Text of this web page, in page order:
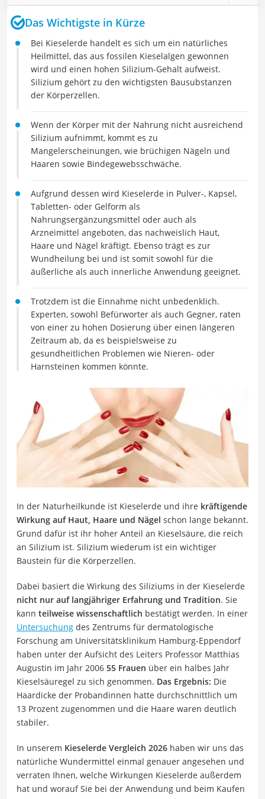
Das Wichtigste in Kürze
Bei Kieselerde handelt es sich um ein natürliches
Heilmittel, das aus fossilen Kieselalgen gewonnen
wird und einen hohen Silizium-Gehalt aufweist.
Silizium gehört zu den wichtigsten Bausubstanzen
der Körperzellen.
Wenn der Körper mit der Nahrung nicht ausreichend
Silizium aufnimmt, kommt es zu
Mangelerscheinungen, wie brüchigen Nägeln und
Haaren sowie Bindegewebsschwäche.
Aufgrund dessen wird Kieselerde in Pulver-, Kapsel,
Tabletten- oder Gelform als
Nahrungsergänzungsmittel oder auch als
Arzneimittel angeboten, das nachweislich Haut,
Haare und Nägel kräftigt. Ebenso trägt es zur
Wundheilung bei und ist somit sowohl für die
äußerliche als auch innerliche Anwendung geeignet.
Trotzdem ist die Einnahme nicht unbedenklich.
Experten, sowohl Befürworter als auch Gegner, raten
von einer zu hohen Dosierung über einen längeren
Zeitraum ab, da es beispielsweise zu
gesundheitlichen Problemen wie Nieren- oder
Harnsteinen kommen könnte.
In der Naturheilkunde ist Kieselerde und ihre kräftigende
Wirkung auf Haut, Haare und Nägel schon lange bekannt.
Grund dafür ist ihr hoher Anteil an Kieselsäure, die reich
an Silizium ist. Silizium wiederum ist ein wichtiger
Baustein für die Körperzellen.
Dabei basiert die Wirkung des Siliziums in der Kieselerde
nicht nur auf langjähriger Erfahrung und Tradition. Sie
kann teilweise wissenschaftlich bestätigt werden. In einer
Untersuchung des Zentrums für dermatologische
Forschung am Universitätsklinikum Hamburg-Eppendorf
haben unter der Aufsicht des Leiters Professor Matthias
Augustin im Jahr 2006 55 Frauen über ein halbes Jahr
Kieselsäuregel zu sich genommen. Das Ergebnis: Die
Haardicke der Probandinnen hatte durchschnittlich um
13 Prozent zugenommen und die Haare waren deutlich
stabiler.
In unserem Kieselerde Vergleich 2026 haben wir uns das
natürliche Wundermittel einmal genauer angesehen und
verraten Ihnen, welche Wirkungen Kieselerde außerdem
hat und worauf Sie bei der Anwendung und beim Kaufen